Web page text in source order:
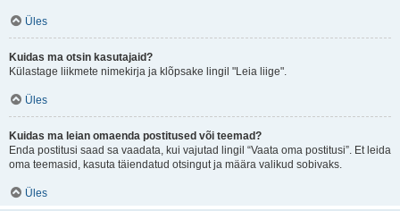
Üles
Kuidas ma otsin kasutajaid?
Külastage liikmete nimekirja ja klõpsake lingil "Leia liige".
Üles
Kuidas ma leian omaenda postitused või teemad?
Enda postitusi saad sa vaadata, kui vajutad lingil “Vaata oma postitusi”. Et leida
oma teemasid, kasuta täiendatud otsingut ja määra valikud sobivaks.
Üles